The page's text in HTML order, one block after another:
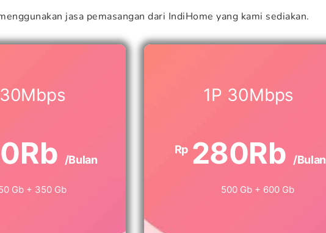
jasa pemasangan dari IndiHome yang kami sediakan.
/Bulan
Gb + 350 Gb
1P 30Mbps
Rp 280Rb /Bulan
500 Gb + 600 Gb